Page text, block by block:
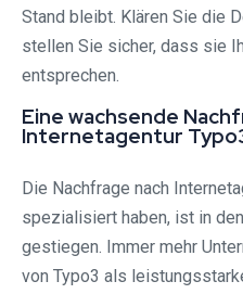
Stand bleibt. Klären Sie die
stellen Sie sicher, dass sie
entsprechen.
Eine wachsende
Internetagentur
Die Nachfrage nach
spezialisiert haben, ist in
gestiegen. Immer mehr
von Typo3 als